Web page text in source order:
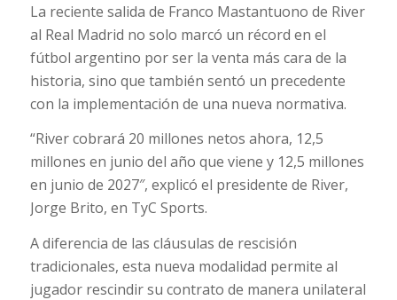
La reciente salida de Franco Mastantuono de River
al Real Madrid no solo marcó un récord en el
fútbol argentino por ser la venta más cara de la
historia, sino que también sentó un precedente
con la implementación de una nueva normativa.
“River cobrará 20 millones netos ahora, 12,5
millones en junio del año que viene y 12,5 millones
en junio de 2027″, explicó el presidente de River,
Jorge Brito, en TyC Sports.
A diferencia de las cláusulas de rescisión
tradicionales, esta nueva modalidad permite al
jugador rescindir su contrato de manera unilateral